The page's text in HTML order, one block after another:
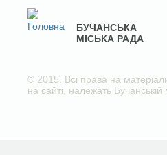
БУЧАНСЬКА
МІСЬКА РАДА
© 2015. Всі права на
на сайті, належать Бучанській